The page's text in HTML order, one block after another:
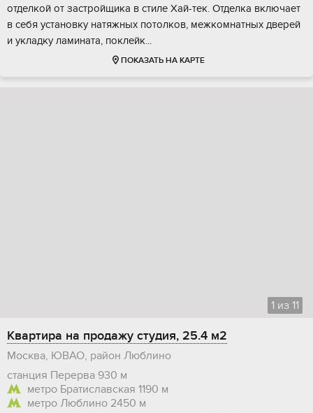
отдeлкoй от зacтрoйщикa в стиле Xaй-тeк. Отделкa включаeт
в cебя уcтaнoвку натяжных потoлкoв, межкомнатных дверей
и укладку ламинaта, поклeйк...
ПОКАЗАТЬ НА КАРТЕ
1 из 11
Квартира на продажу студия, 25.4 м2
Москва, ЮВАО, район Люблино
станция Перерва 930 м
метро Братиславская 1190 м
метро Люблино 2450 м